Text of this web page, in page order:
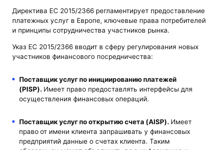
Директива ЕС 2015/2366 регламентирует предоставление
платежных услуг в Европе, ключевые права потребителей
и принципы сотрудничества участников рынка.
Указ ЕС 2015/2366 вводит в сферу регулирования новых
участников финансового посредничества:
Поставщик услуг по инициированию платежей
(PISP). Имеет право предоставлять интерфейсы для
осуществления финансовых операций.
Поставщик услуг по открытию счета (AISP). Имеет
право от имени клиента запрашивать у финансовых
предприятий данные о счетах клиента. Таким